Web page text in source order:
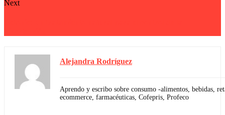
Next
Alejandra Rodríguez
Aprendo y escribo sobre consumo -alimentos, bebidas,
ecommerce, farmacéuticas, Cofepris, Profeco